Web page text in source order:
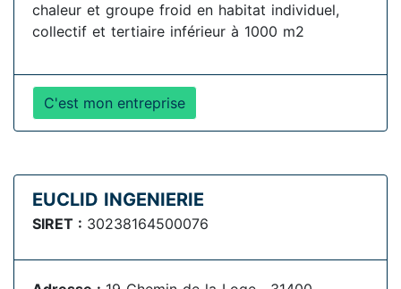
chaleur et groupe froid en habitat individuel,
collectif et tertiaire inférieur à 1000 m2
C'est mon entreprise
EUCLID INGENIERIE
SIRET : 30238164500076